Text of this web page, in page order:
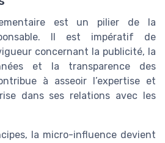
est un pilier de la
Il est impératif de
concernant la publicité, la
et la transparence des
à asseoir l’expertise et
dans ses relations avec les
la micro-influence devient